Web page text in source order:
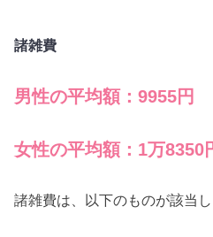
諸雑費
男性の平均額：9955円
女性の平均額：1万8350
諸雑費は、以下のものが該当し